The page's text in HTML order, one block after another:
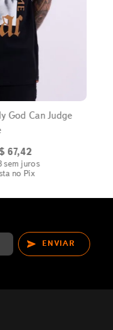
God Can Judge
67,42
sem juros
no Pix
ENVIAR